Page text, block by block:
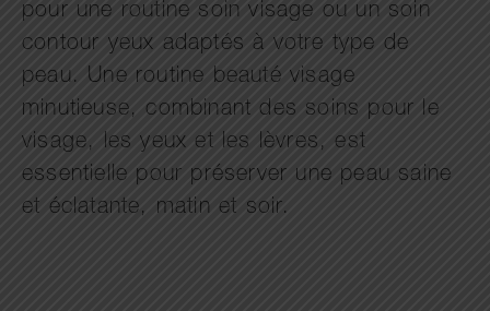
pour une routine soin visage ou un soin
contour yeux adaptés à votre type de
peau. Une routine beauté visage
minutieuse, combinant des soins pour le
visage, les yeux et les lèvres, est
essentielle pour préserver une peau saine
et éclatante, matin et soir.